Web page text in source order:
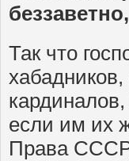
Так что
если им их
Права